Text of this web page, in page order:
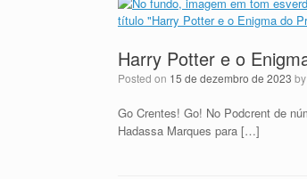
Harry Potter e o
Posted on 15 de dezembro de 2023 by
Go Crentes! Go! No Podcrent de
Hadassa Marques para […]